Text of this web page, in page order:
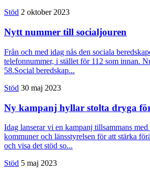
Stöd 2 oktober 2023
Nytt nummer till socialjouren
Från och med idag nås den sociala
telefonnummer, i stället för 112 som innan.
58.Social beredskap...
Stöd 30 maj 2023
Ny kampanj hyllar stolta dryga
Idag lanserar vi en kampanj tillsammans med
kommuner och länsstyrelsen för att stärka
och visa det stöd so...
Stöd 5 maj 2023